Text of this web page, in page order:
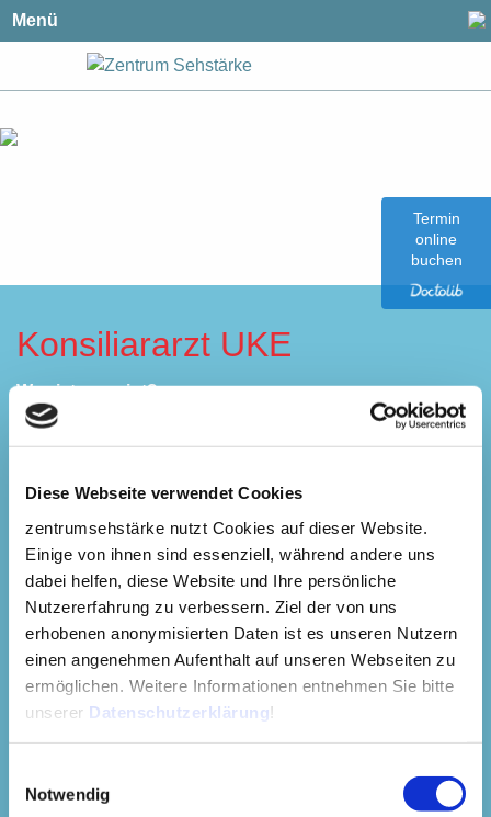
Diese Webseite verwendet Cookies
zentrumsehstärke nutzt Cookies auf dieser Website.
Einige von ihnen sind essenziell, während andere uns
dabei helfen, diese Website und Ihre persönliche
Nutzererfahrung zu verbessern. Ziel der von uns
erhobenen anonymisierten Daten ist es unseren Nutzern
einen angenehmen Aufenthalt auf unseren Webseiten zu
ermöglichen. Weitere Informationen entnehmen Sie bitte
unserer Datenschutzerklärung!
Notwendig
Menü
Konsiliararzt UKE
Was ist gemeint?
Bei einigen Erkrankungen am Auge ist es erforderlich, die
Patienten zumindest kurzzeitig im Krankenhaus stationär
der Augenklinik des UKE ausgebildet und es besteht nach
wie vor ein intensiver klinischer und wissenschaftlicher
Austausch mit den Spezialisten der Augenklinik. Sollte
eine stationäre Behandlung erforderlich sein, helfen wir
Ihnen, dies so einfach und angenehm wie möglich zu
gestalten. Professor Dr. Linke ist zudem Konsiliararzt im
UKE. In dieser Funktion betreut er nach wie vor eine
Spezialsprechstunde für Hornhauterkrankungen in der
Augenklinik und führt komplexe operative Eingriffe in der
Klinik durch.
Wer?
Termin
online
buchen